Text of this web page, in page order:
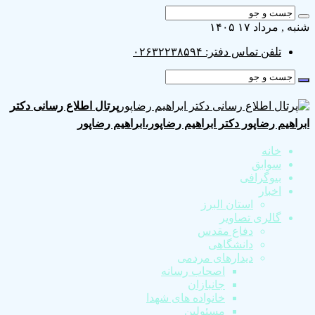
۱۷ ۱۴۰۵
تلفن تماس دفتر: ۰۲۶۳۲۲۳۸۵۹۴
پرتال اطلاع رسانی دکتر
رضاپور دکتر ابراهیم رضاپور،ابراهیم رضاپور
خانه
سوابق
بیوگرافی
اخبار
استان البرز
گالری تصاویر
دفاع مقدس
دانشگاهی
دیدارهای مردمی
اصحاب رسانه
جانبازان
خانواده های شهدا
مسئولین